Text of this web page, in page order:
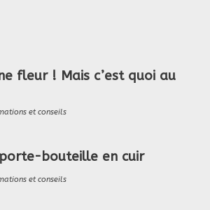
fleur ! Mais c’est quoi au
et conseils
bouteille en cuir
et conseils